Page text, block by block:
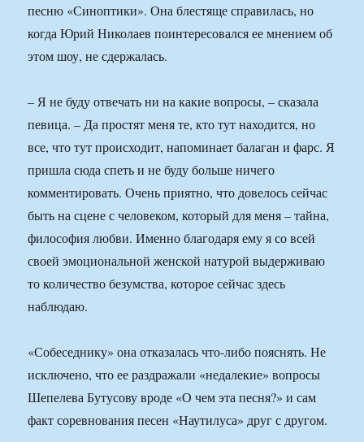
песню «Синоптики». Она блестяще справилась, но
когда Юрий Николаев поинтересовался ее мнением об
этом шоу, не сдержалась.
– Я не буду отвечать ни на какие вопросы, – сказала
певица. – Да простят меня те, кто тут находится, но
все, что тут происходит, напоминает балаган и фарс. Я
пришла сюда спеть и не буду больше ничего
комментировать. Очень приятно, что довелось сейчас
быть на сцене с человеком, который для меня – тайна,
философия любви. Именно благодаря ему я со всей
своей эмоциональной женской натурой выдерживаю
то количество безумства, которое сейчас здесь
наблюдаю.
«Собеседнику» она отказалась что-либо пояснять. Не
исключено, что ее раздражали «недалекие» вопросы
Шепелева Бутусову вроде «О чем эта песня?» и сам
факт соревнования песен «Наутилуса» друг с другом.